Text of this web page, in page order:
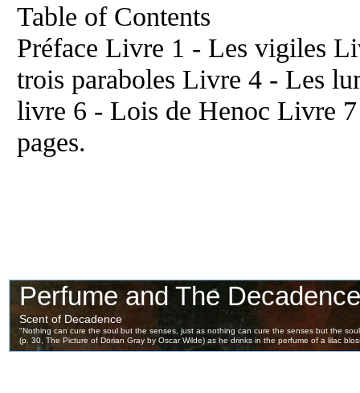
Table of Contents
Préface Livre 1 - Les vigiles
trois paraboles Livre 4 - Les
livre 6 - Lois de Henoc Livre
pages.